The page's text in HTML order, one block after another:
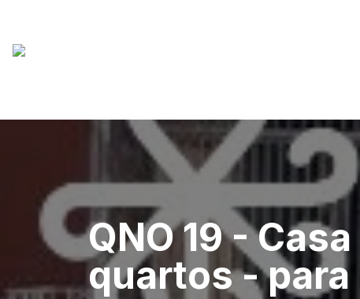
QNO 19 -
quartos -